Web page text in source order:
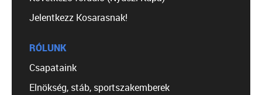
Jelentkezz Kosarasnak!
RÓLUNK
Csapataink
Elnökség, stáb, sportszakemberek